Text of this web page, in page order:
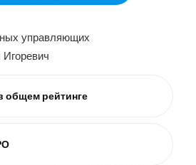
управляющих
общем рейтинге